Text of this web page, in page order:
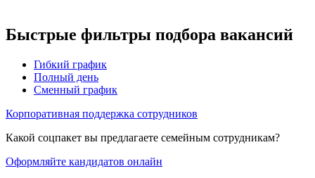
Быстрые фильтры подбора вакансий
Гибкий график
Полный день
Сменный график
Корпоративная поддержка сотрудников
Какой соцпакет вы предлагаете семейным сотрудникам?
Оформляйте кандидатов онлайн